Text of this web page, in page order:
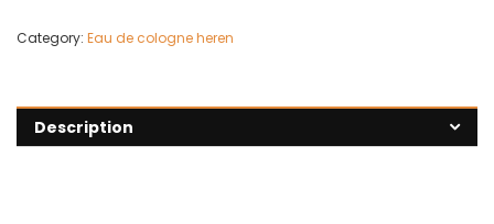
Category: Eau de cologne heren
Description